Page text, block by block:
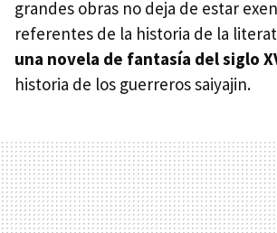
grandes obras no deja de estar
referentes de la historia de la
una novela de fantasía del siglo
historia de los guerreros saiyajin.